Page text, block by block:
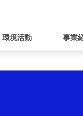
環境活動 事業